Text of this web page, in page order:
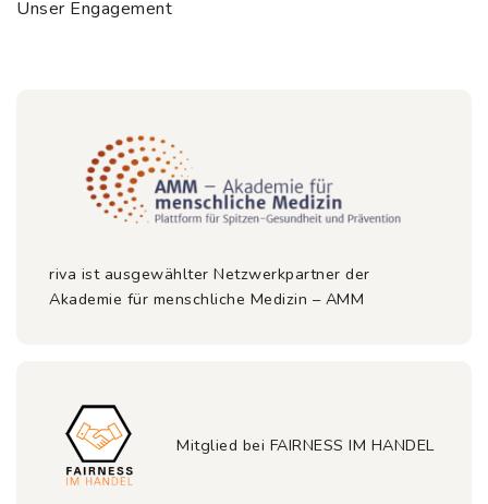
Unser Engagement
riva ist ausgewählter Netzwerkpartner der
Akademie für menschliche Medizin – AMM
Mitglied bei FAIRNESS IM HANDEL